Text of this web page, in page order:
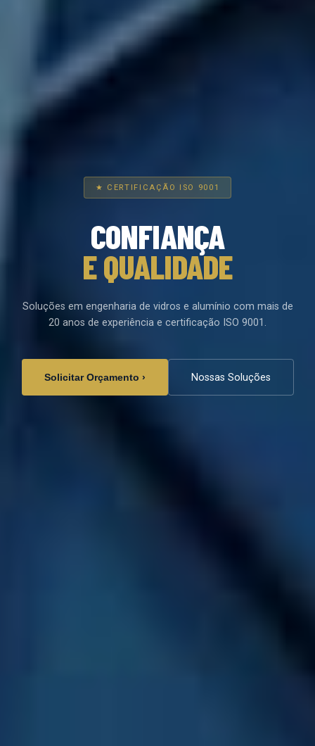
★ CERTIFICAÇÃO ISO 9001
CONFIANÇA
E QUALIDADE
Soluções em engenharia de vidros e alumínio com mais de
20 anos de experiência e certificação ISO 9001.
Solicitar Orçamento › Nossas Soluções